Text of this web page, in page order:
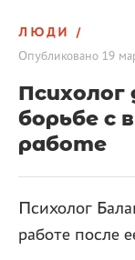
ЛЮДИ
Опубликовано 19
борьбе с
работе
Психолог
работе после